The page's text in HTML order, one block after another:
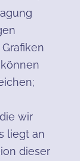
wir
liegt an
dieser